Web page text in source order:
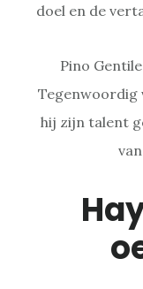
doel en de
Pino
Tegenwoordig
hij zijn talent